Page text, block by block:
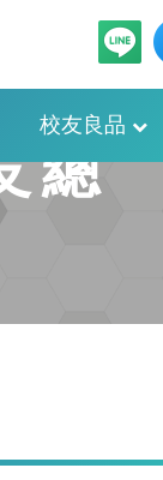
校友良品
總